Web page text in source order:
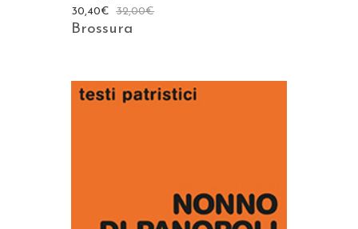
32,00€
30,40€
Brossura